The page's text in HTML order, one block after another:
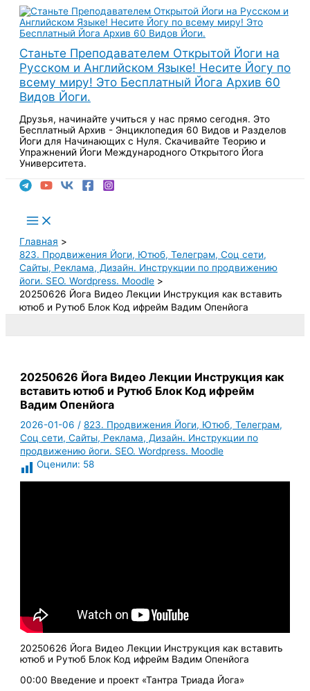
Перейти
содержимому
Станьте Преподавателем Открытой Йоги на
Русском и Английском Языке! Несите Йогу по
всему миру! Это Бесплатный Йога Архив 60
Видов Йоги.
Друзья, начинайте учиться у нас прямо сегодня. Это
Бесплатный Архив - Энциклопедия 60 Видов и Разделов
Йоги для Начинающих с Нуля. Скачивайте Теорию и
Упражнений Йоги Международного Открытого Йога
Университета.
Main
Menu
Главная
823. Продвижения Йоги, Ютюб, Телеграм, Соц сети,
Сайты, Реклама, Дизайн. Инструкции по продвижению
йоги. SEO. Wordpress. Moodle
20250626 Йога Видео Лекции Инструкция как вставить
ютюб и Рутюб Блок Код ифрейм Вадим Опенйога
20250626 Йога Видео Лекции Инструкция как
вставить ютюб и Рутюб Блок Код ифрейм
Вадим Опенйога
2026-01-06/823. Продвижения Йоги, Ютюб, Телеграм,
Соц сети, Сайты, Реклама, Дизайн. Инструкции по
продвижению йоги. SEO. Wordpress. Moodle
Оценили: 58
20250626 Йога Видео Лекции Инструкция как вставить
ютюб и Рутюб Блок Код ифрейм Вадим Опенйога
00:00 Введение и проект «Тантра Триада Йога»